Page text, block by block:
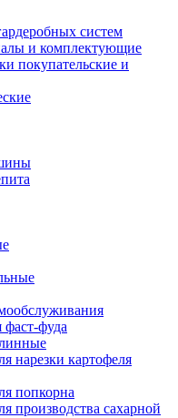
систем
и комплектующие
покупательские и
фаст-фуда
нарезки картофеля
попкорна
производства сахарной